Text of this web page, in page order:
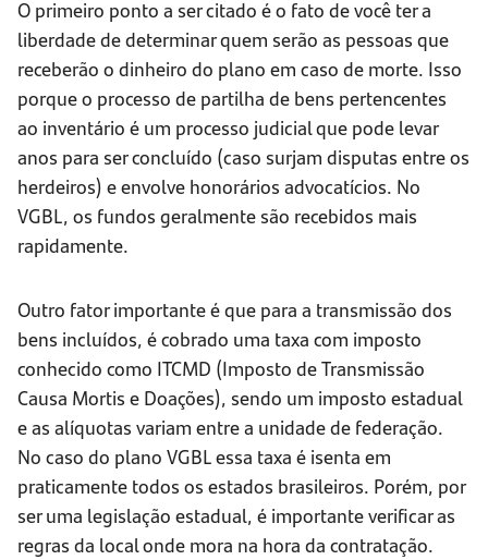
O primeiro ponto a ser citado é o fato de você ter a
liberdade de determinar quem serão as pessoas que
receberão o dinheiro do plano em caso de morte. Isso
porque o processo de partilha de bens pertencentes
ao inventário é um processo judicial que pode levar
anos para ser concluído (caso surjam disputas entre os
herdeiros) e envolve honorários advocatícios. No
VGBL, os fundos geralmente são recebidos mais
rapidamente.
Outro fator importante é que para a transmissão dos
bens incluídos, é cobrado uma taxa com imposto
conhecido como ITCMD (Imposto de Transmissão
Causa Mortis e Doações), sendo um imposto estadual
e as alíquotas variam entre a unidade de federação.
No caso do plano VGBL essa taxa é isenta em
praticamente todos os estados brasileiros. Porém, por
ser uma legislação estadual, é importante verificar as
regras da local onde mora na hora da contratação.